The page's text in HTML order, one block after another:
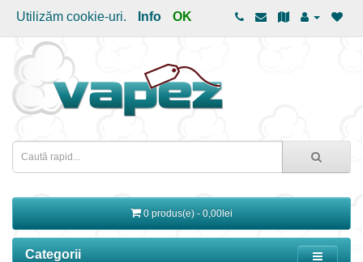
Utilizăm cookie-uri. Info OK
0 produs(e) - 0,00lei
Categorii